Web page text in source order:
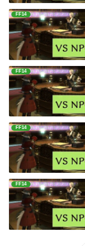
FF14
FF14
FF14
FF14